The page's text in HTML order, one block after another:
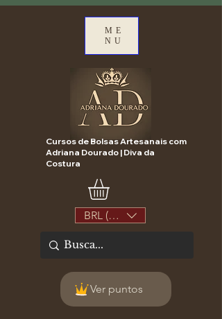
ME
NU
Cursos de Bolsas Artesanais com
Adriana Dourado | Diva da
Costura
BRL (R$)
Ver puntos